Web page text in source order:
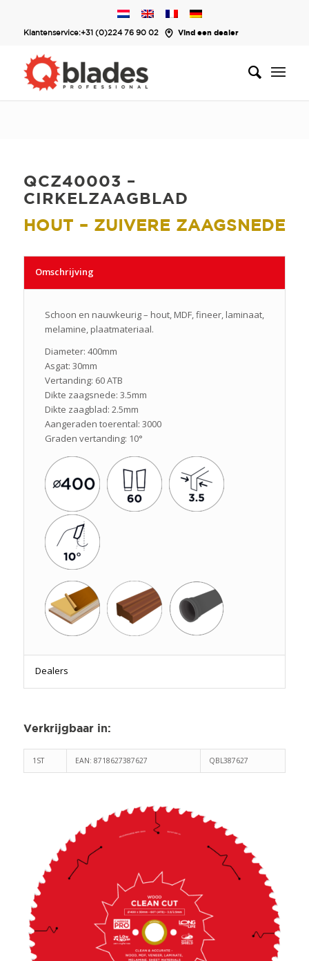
Klantenservice:+31 (0)224 76 90 02 Vind een dealer
QCZ40003 –
CIRKELZAAGBLAD
HOUT – ZUIVERE ZAAGSNEDE
Omschrijving
Schoon en nauwkeurig – hout, MDF, fineer, laminaat,
melamine, plaatmateriaal.
Diameter: 400mm
Asgat: 30mm
Vertanding: 60 ATB
Dikte zaagsnede: 3.5mm
Dikte zaagblad: 2.5mm
Aangeraden toerental: 3000
Graden vertanding: 10°
Dealers
Verkrijgbaar in:
1ST EAN: 8718627387627 QBL387627